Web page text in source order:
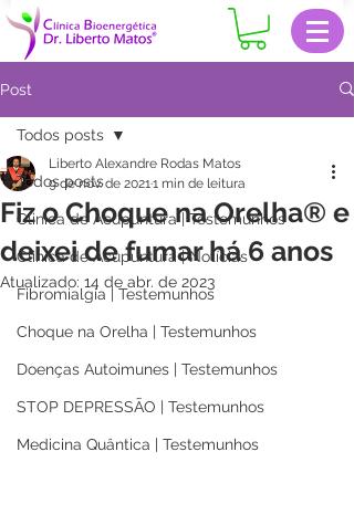
Post
Todos posts
Clinica de Acupuntura | Testemunhos
Clinica de Acupuntura | Notícias
Fibromialgia | Testemunhos
Choque na Orelha | Testemunhos
Doenças Autoimunes | Testemunhos
STOP DEPRESSÃO | Testemunhos
Medicina Quântica | Testemunhos
Todos posts
Fiz o Choque na Orelha®️ e
deixei de fumar há 6 anos
Liberto Alexandre Rodas Matos
9 de nov. de 2021 1 min de leitura
Atualizado: 14 de abr. de 2023